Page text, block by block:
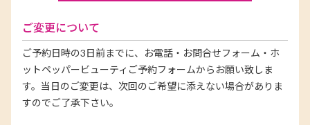
ご変更について
ご予約日時の3日前までに、お電話・お問合せフォーム・ホ
ットペッパービューティご予約フォームからお願い致しま
す。当日のご変更は、次回のご希望に添えない場合がありま
すのでご了承下さい。